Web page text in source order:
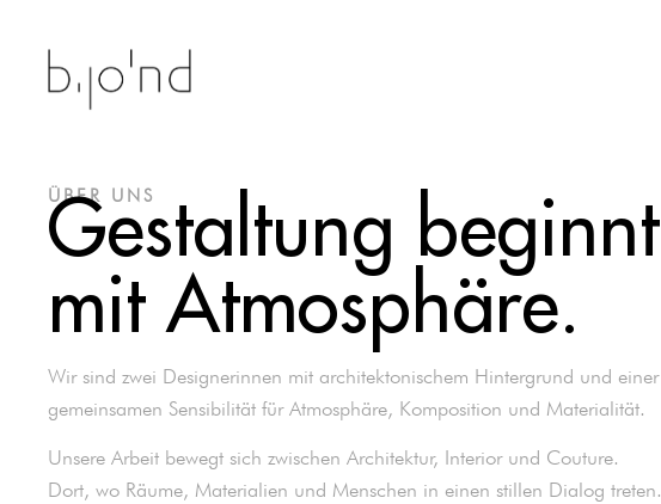
ÜBER UNS
Gestaltung beginnt
mit Atmosphäre.
Wir sind zwei Designerinnen mit architektonischem Hintergrund und einer
gemeinsamen Sensibilität für Atmosphäre, Komposition und Materialität.
Unsere Arbeit bewegt sich zwischen Architektur, Interior und Couture.
Dort, wo Räume, Materialien und Menschen in einen stillen Dialog treten.